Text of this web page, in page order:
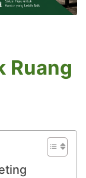
Ruang